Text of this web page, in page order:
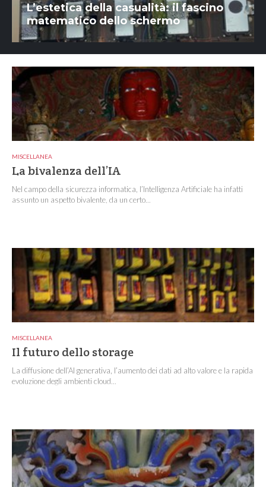
L’estetica della casualità: il fascino
matematico dello schermo
MISCELLANEA
La bivalenza dell’IA
Nel campo della sicurezza informatica, l’Intelligenza Artificiale ha infatti
assunto un aspetto bivalente, da un certo...
MISCELLANEA
Il futuro dello storage
La diffusione dell’AI generativa, l’aumento dei dati ad alto valore e la rapida
evoluzione degli ambienti cloud...